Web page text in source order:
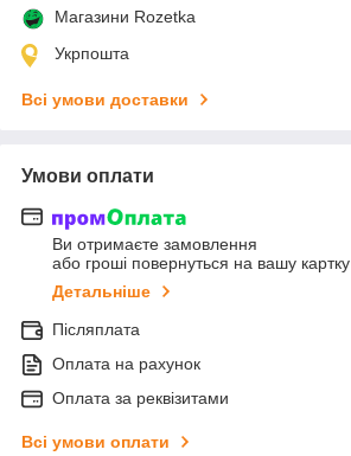
Магазини Rozetka
Укрпошта
Всі умови доставки
Умови оплати
Ви отримаєте замовлення
або гроші повернуться на вашу картку
Детальніше
Післяплата
Оплата на рахунок
Оплата за реквізитами
Всі умови оплати